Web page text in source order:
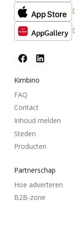
Kimbino
FAQ
Contact
Inhoud melden
Steden
Producten
Partnerschap
Hoe adverteren
B2B-zone